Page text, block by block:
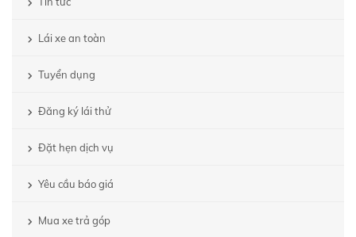
Lái xe an toàn
Tuyển dụng
Đăng ký lái thử
Đặt hẹn dịch vụ
Yêu cầu báo giá
Mua xe trả góp